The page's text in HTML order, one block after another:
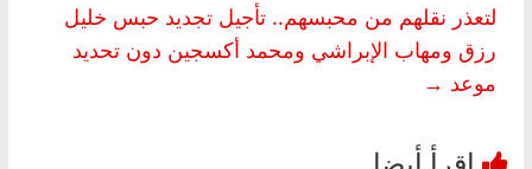
لتعذر نقلهم من محبسهم.. تأجيل تجديد حبس خليل
رزق ومهاب الإبراشي ومحمد أكسجين دون تحديد
موعد →